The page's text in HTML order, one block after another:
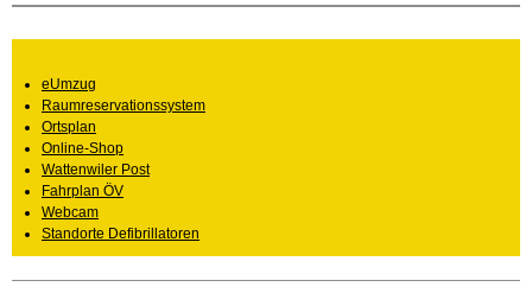
eUmzug
Raumreservationssystem
Ortsplan
Online-Shop
Wattenwiler Post
Fahrplan ÖV
Webcam
Standorte Defibrillatoren